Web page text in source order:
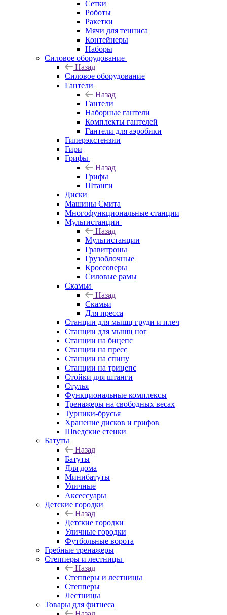
Сетки
Роботы
Ракетки
Мячи для тенниса
Контейнеры
Наборы
Силовое оборудование
Назад
Силовое оборудование
Гантели
Назад
Гантели
Наборные гантели
Комплекты гантелей
Гантели для аэробики
Гиперэкстензии
Гири
Грифы
Назад
Грифы
Штанги
Диски
Машины Смита
Многофункциональные станции
Мультистанции
Назад
Мультистанции
Гравитроны
Грузоблочные
Кроссоверы
Силовые рамы
Скамьи
Назад
Скамьи
Для пресса
Станции для мышц груди и плеч
Станции для мышц ног
Станции на бицепс
Станции на пресс
Станции на спину
Станции на трицепс
Стойки для штанги
Стулья
Функциональные комплексы
Тренажеры на свободных весах
Турники-брусья
Хранение дисков и грифов
Шведские стенки
Батуты
Назад
Батуты
Для дома
Минибатуты
Уличные
Аксессуары
Детские городки
Назад
Детские городки
Уличные городки
Футбольные ворота
Гребные тренажеры
Степперы и лестницы
Назад
Степперы и лестницы
Степперы
Лестницы
Товары для фитнеса